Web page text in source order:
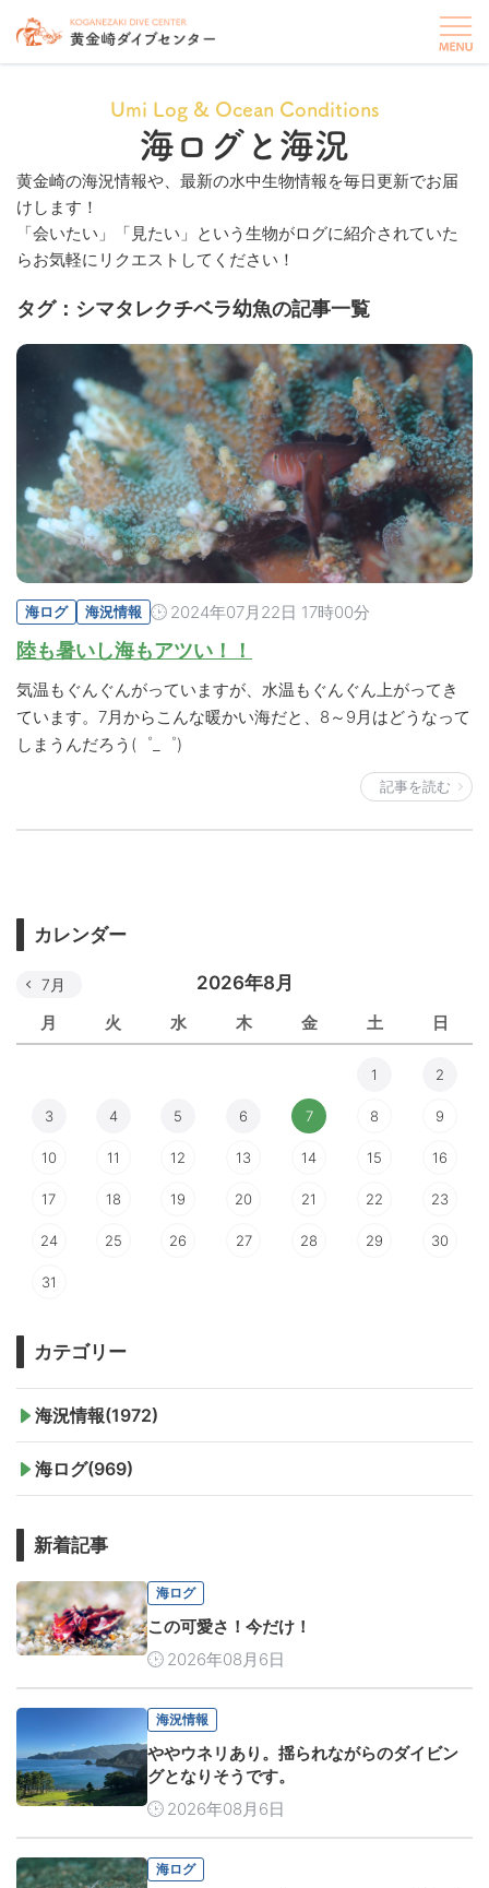
Umi Log & Ocean Conditions
海ログと海況
黄金崎の海況情報や、最新の水中生物情報を毎日更新でお届
けします！
「会いたい」「見たい」という生物がログに紹介されていた
らお気軽にリクエストしてください！
タグ：シマタレクチベラ幼魚の記事一覧
海ログ 海況情報 2024年07月22日 17時00分
陸も暑いし海もアツい！！
気温もぐんぐんがっていますが、水温もぐんぐん上がってき
ています。7月からこんな暖かい海だと、8～9月はどうなって
しまうんだろう(゜_゜)
記事を読む
カレンダー
2026年8月
月 火 水 木 金 土 日
7月
1 2
3 4 5 6 7 8 9
10 11 12 13 14 15 16
17 18 19 20 21 22 23
24 25 26 27 28 29 30
31
カテゴリー
海況情報(1972)
海ログ(969)
新着記事
海ログ
この可愛さ！今だけ！
2026年08月6日
海況情報
ややウネリあり。揺られながらのダイビン
グとなりそうです。
2026年08月6日
海ログ